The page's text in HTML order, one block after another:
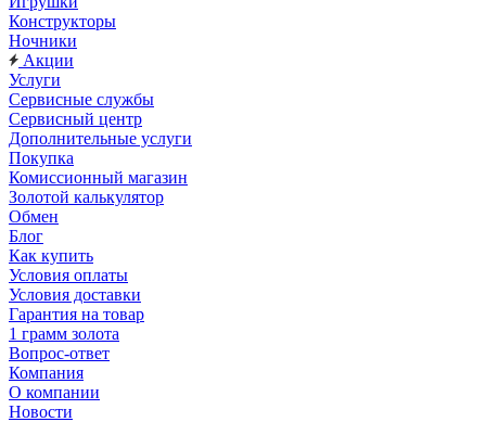
Конструкторы
Ночники
Акции
Услуги
Сервисные службы
Сервисный центр
Дополнительные услуги
Покупка
Комиссионный магазин
Золотой калькулятор
Обмен
Блог
Как купить
Условия оплаты
Условия доставки
Гарантия на товар
1 грамм золота
Вопрос-ответ
Компания
О компании
Новости